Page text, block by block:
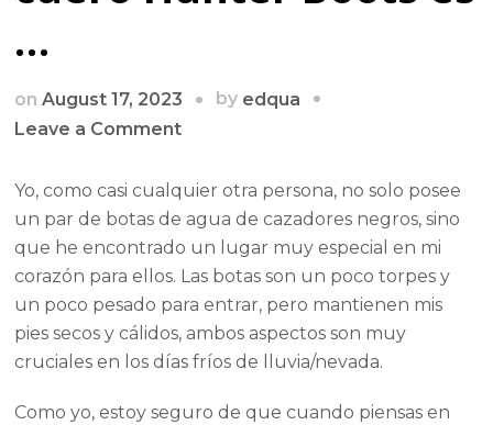
…
onAugust 17, 2023 by edqua
Leave a Commenton
el
espacio
en
blanco:
el
bolso
de
Hunter
Yo, como casi cualquier otra persona, no solo posee
un par de botas de agua de cazadores negros, sino
que he encontrado un lugar muy especial en mi
corazón para ellos. Las botas son un poco torpes y
un poco pesado para entrar, pero mantienen mis
pies secos y cálidos, ambos aspectos son muy
cruciales en los días fríos de lluvia/nevada.
Como yo, estoy seguro de que cuando piensas en